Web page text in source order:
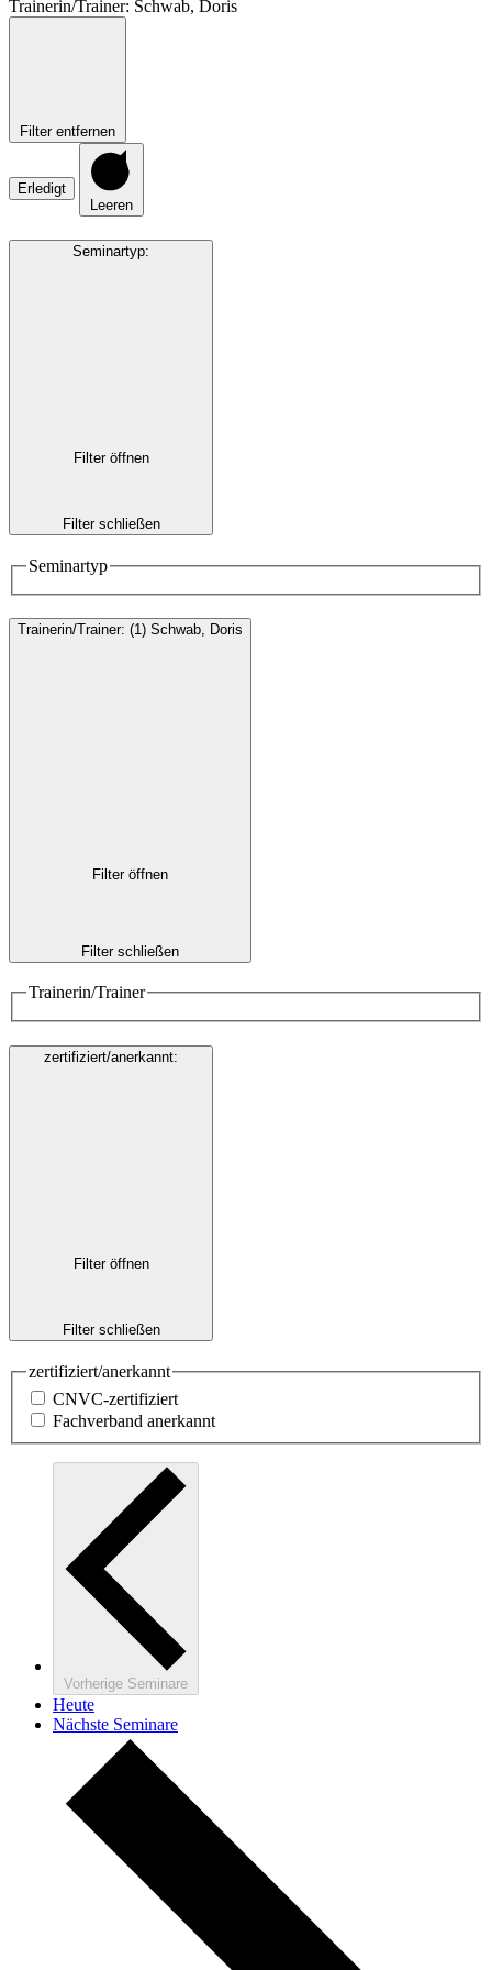
Trainerin/Trainer: Schwab, Doris
Filter entfernen
Erledigt
Leeren
Seminartyp:
Filter öffnen
Filter schließen
Seminartyp
Trainerin/Trainer: (1) Schwab, Doris
Filter öffnen
Filter schließen
Trainerin/Trainer
zertifiziert/anerkannt:
Filter öffnen
Filter schließen
zertifiziert/anerkannt
CNVC-zertifiziert
Fachverband anerkannt
Vorherige Seminare
Heute
Nächste Seminare